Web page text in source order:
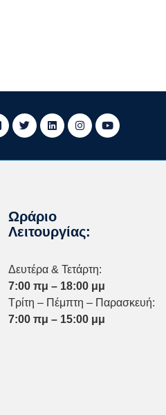
Ωράριο
Λειτουργίας:
Δευτέρα & Τετάρτη:
7:00 πμ – 18:00 μμ
Τρίτη – Πέμπτη – Παρασκευή:
7:00 πμ – 15:00 μμ